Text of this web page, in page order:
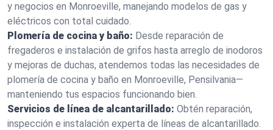
y negocios en Monroeville, manejando modelos de gas y
eléctricos con total cuidado.
Plomería de cocina y baño: Desde reparación de
fregaderos e instalación de grifos hasta arreglo de inodoros
y mejoras de duchas, atendemos todas las necesidades de
plomería de cocina y baño en Monroeville, Pensilvania—
manteniendo tus espacios funcionando bien.
Servicios de línea de alcantarillado: Obtén reparación,
inspección e instalación experta de líneas de alcantarillado.